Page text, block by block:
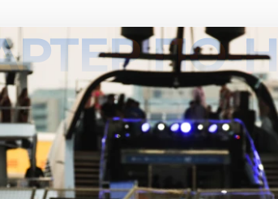
ПО-